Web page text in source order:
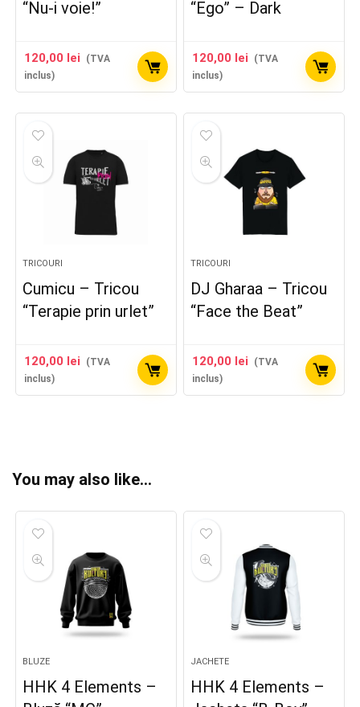
“Nu-i voie!”
120,00 lei
(TVA
inclus)
“Ego” – Dark
120,00 lei
(TVA
inclus)
TRICOURI
Cumicu – Tricou
“Terapie prin urlet”
120,00 lei
(TVA
inclus)
TRICOURI
DJ Gharaa – Tricou
“Face the Beat”
120,00 lei
(TVA
inclus)
You may also like…
BLUZE
HHK 4 Elements –
JACHETE
HHK 4 Elements –